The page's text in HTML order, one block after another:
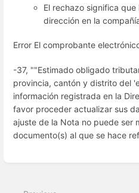
El rechazo significa que
dirección en la
Error El comprobante
-37, ""Estimado obligado
provincia, cantón y distrito del
información registrada en la
favor proceder actualizar sus
ajuste de la Nota no puede ser
documento(s) al que se hace
mode